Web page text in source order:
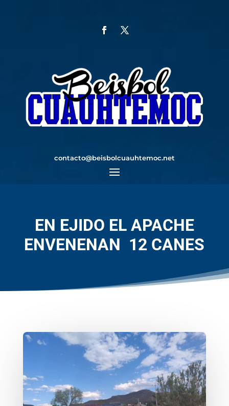
contacto@beisbolcuauhtemoc.net
EN EJIDO EL APACHE
ENVENENAN 12 CANES